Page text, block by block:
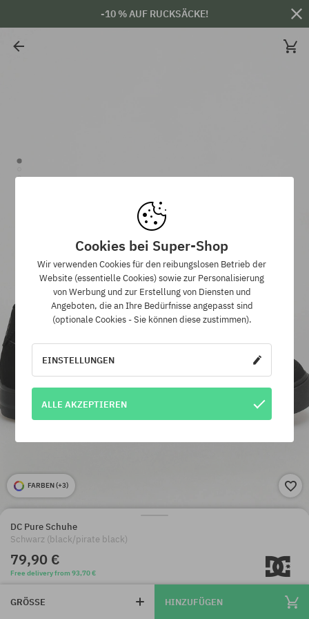
-10 % AUF RUCKSÄCKE!
FARBEN (+3)
DC Pure Schuhe
Schwarz (black/pirate black)
79,90 €
Free delivery from 93,70 €
GRÖSSE HINZUFÜGEN
Cookies bei Super-Shop
Wir verwenden Cookies für den reibungslosen Betrieb der
Website (essentielle Cookies) sowie zur Personalisierung
von Werbung und zur Erstellung von Diensten und
Angeboten, die an Ihre Bedürfnisse angepasst sind
(optionale Cookies - Sie können diese zustimmen).
EINSTELLUNGEN
ALLE AKZEPTIEREN